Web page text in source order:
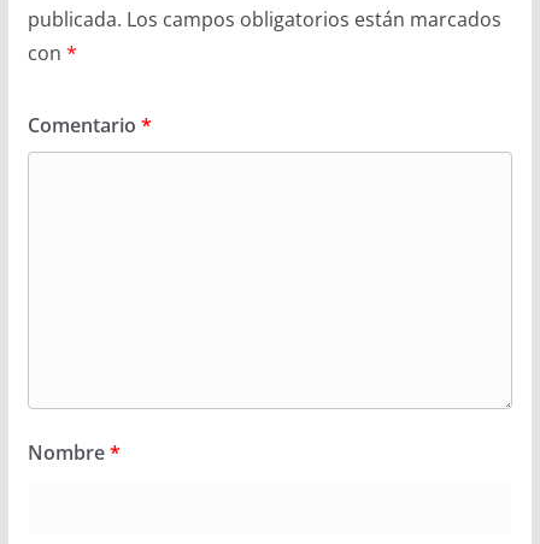
publicada. Los campos obligatorios están marcados
con *
Comentario *
Nombre*